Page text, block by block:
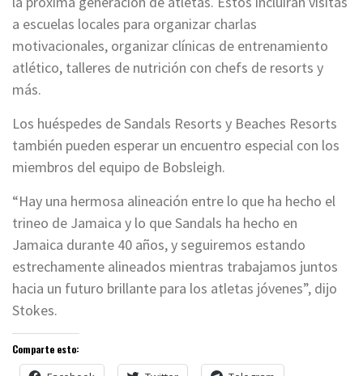
a escuelas locales para organizar charlas
motivacionales, organizar clínicas de entrenamiento
atlético, talleres de nutrición con chefs de resorts y
más.
Los huéspedes de Sandals Resorts y Beaches Resorts
también pueden esperar un encuentro especial con los
miembros del equipo de Bobsleigh.
“Hay una hermosa alineación entre lo que ha hecho el
trineo de Jamaica y lo que Sandals ha hecho en
Jamaica durante 40 años, y seguiremos estando
estrechamente alineados mientras trabajamos juntos
hacia un futuro brillante para los atletas jóvenes”, dijo
Stokes.
Comparte esto: